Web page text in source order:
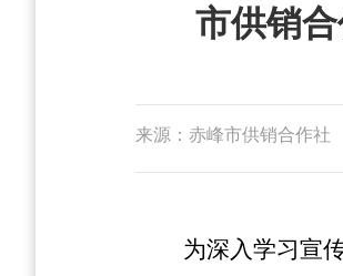
市供销
来源：赤峰市供销合作社
为深入学习宣